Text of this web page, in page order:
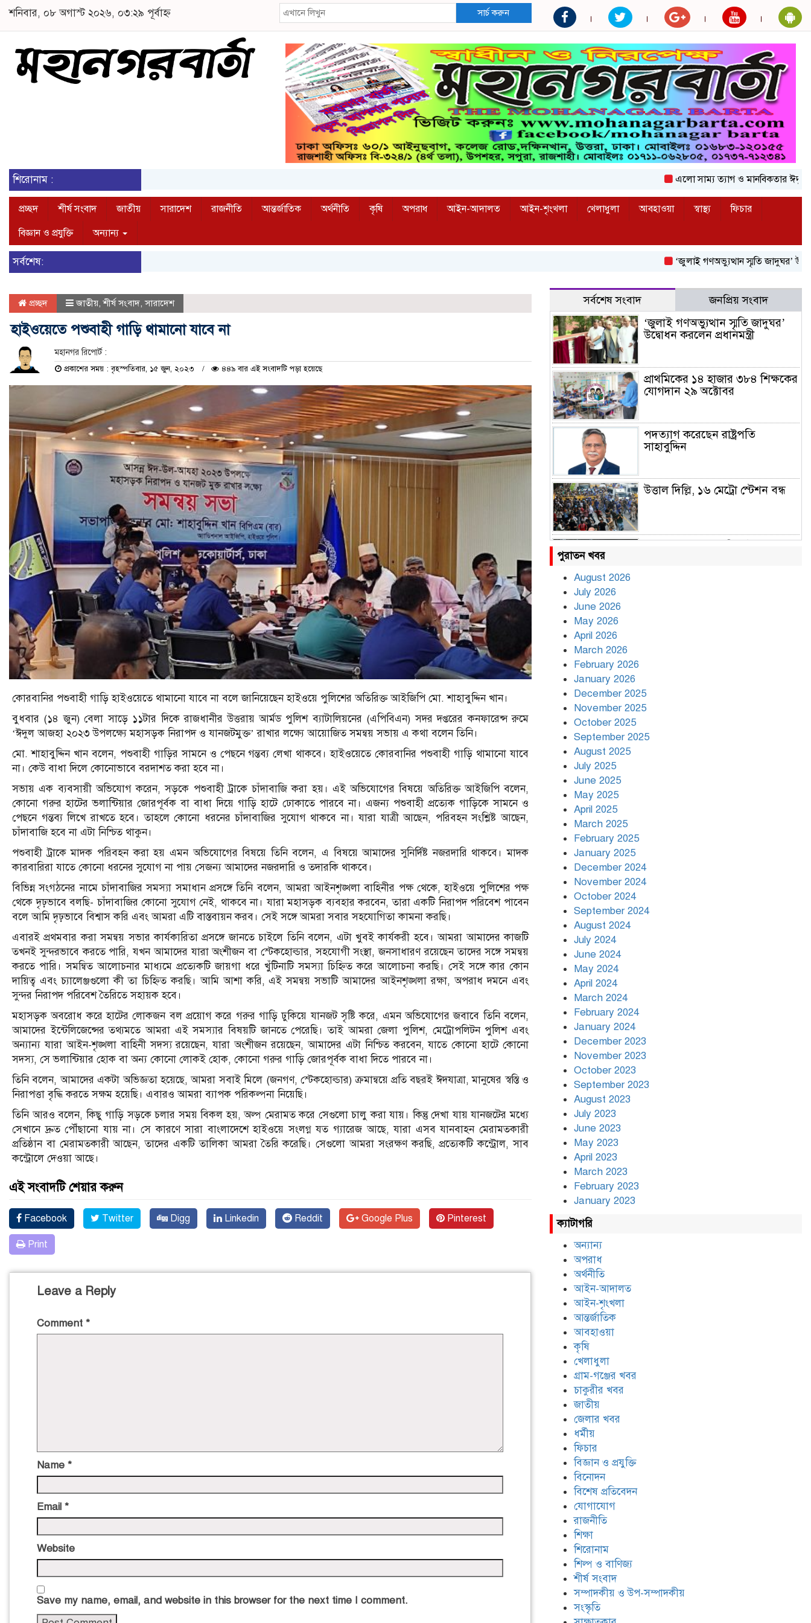
শনিবার, ০৮ অগাস্ট ২০২৬, ০৩:২৯ পূর্বাহ্ন সার্চ করুন
শিরোনাম : এলো সাম্য ত্যাগ ও মানবিকতার ঈদুল আজহা
প্রচ্ছদ শীর্ষ সংবাদ জাতীয় সারাদেশ রাজনীতি আন্তর্জাতিক অর্থনীতি কৃষি অপরাধ আইন-আদালত আইন-শৃংখলা খেলাধুলা আবহাওয়া স্বাস্থ্য
ফিচার
বিজ্ঞান ও প্রযুক্তি
অন্যান্য
সর্বশেষ: ‘জুলাই গণঅভ্যুত্থান স্মৃতি জাদুঘর’ উদ্বোধন
প্রচ্ছদ জাতীয়,শীর্ষ সংবাদ,সারাদেশ
হাইওয়েতে পশুবাহী গাড়ি থামানো যাবে না
মহানগর রিপোর্ট :
প্রকাশের সময় : বৃহস্পতিবার, ১৫ জুন, ২০২৩ ৪৪৯ বার এই সংবাদটি পড়া হয়েছে
কোরবানির পশুবাহী গাড়ি হাইওয়েতে থামানো যাবে না বলে জানিয়েছেন হাইওয়ে পুলিশের অতিরিক্ত আইজিপি মো. শাহাবুদ্দিন খান।
বুধবার (১৪ জুন) বেলা সাড়ে ১১টার দিকে রাজধানীর উত্তরায় আর্মড পুলিশ ব্যাটালিয়নের (এপিবিএন) সদর দপ্তরের কনফারেন্স রুমে
‘ঈদুল আজহা ২০২৩ উপলক্ষ্যে মহাসড়ক নিরাপদ ও যানজটমুক্ত’ রাখার লক্ষ্যে আয়োজিত সমন্বয় সভায় এ কথা বলেন তিনি।
মো. শাহাবুদ্দিন খান বলেন, পশুবাহী গাড়ির সামনে ও পেছনে গন্তব্য লেখা থাকবে। হাইওয়েতে কোরবানির পশুবাহী গাড়ি থামানো যাবে
না। কেউ বাধা দিলে কোনোভাবে বরদাশত করা হবে না।
সভায় এক ব্যবসায়ী অভিযোগ করেন, সড়কে পশুবাহী ট্রাকে চাঁদাবাজি করা হয়। এই অভিযোগের বিষয়ে অতিরিক্ত আইজিপি বলেন,
কোনো গরুর হাটের ভলান্টিয়ার জোরপূর্বক বা বাধা দিয়ে গাড়ি হাটে ঢোকাতে পারবে না। এজন্য পশুবাহী প্রত্যেক গাড়িকে সামনে ও
পেছনে গন্তব্য লিখে রাখতে হবে। তাহলে কোনো ধরনের চাঁদাবাজির সুযোগ থাকবে না। যারা যাত্রী আছেন, পরিবহন সংশ্লিষ্ট আছেন,
চাঁদাবাজি হবে না এটা নিশ্চিত থাকুন।
পশুবাহী ট্রাকে মাদক পরিবহন করা হয় এমন অভিযোগের বিষয়ে তিনি বলেন, এ বিষয়ে আমাদের সুনির্দিষ্ট নজরদারি থাকবে। মাদক
কারবারিরা যাতে কোনো ধরনের সুযোগ না পায় সেজন্য আমাদের নজরদারি ও তদারকি থাকবে।
বিভিন্ন সংগঠনের নামে চাঁদাবাজির সমস্যা সমাধান প্রসঙ্গে তিনি বলেন, আমরা আইনশৃঙ্খলা বাহিনীর পক্ষ থেকে, হাইওয়ে পুলিশের পক্ষ
থেকে দৃঢ়ভাবে বলছি- চাঁদাবাজির কোনো সুযোগ নেই, থাকবে না। যারা মহাসড়ক ব্যবহার করবেন, তারা একটি নিরাপদ পরিবেশ পাবেন
বলে আমি দৃঢ়ভাবে বিশ্বাস করি এবং আমরা এটি বাস্তবায়ন করব। সেই সঙ্গে আমরা সবার সহযোগিতা কামনা করছি।
এবারই প্রথমবার করা সমন্বয় সভার কার্যকারিতা প্রসঙ্গে জানতে চাইলে তিনি বলেন, এটা খুবই কার্যকরী হবে। আমরা আমাদের কাজটি
তখনই সুন্দরভাবে করতে পারি, যখন আমাদের যারা অংশীজন বা স্টেকহোল্ডার, সহযোগী সংস্থা, জনসাধারণ রয়েছেন তাদের সঙ্গে সমন্বয়
করতে পারি। সমন্বিত আলোচনার মাধ্যমে প্রত্যেকটি জায়গা ধরে খুঁটিনাটি সমস্যা চিহ্নিত করে আলোচনা করছি। সেই সঙ্গে কার কোন
দায়িত্ব এবং চ্যালেঞ্জগুলো কী তা চিহ্নিত করছি। আমি আশা করি, এই সমন্বয় সভাটি আমাদের আইনশৃঙ্খলা রক্ষা, অপরাধ দমনে এবং
সুন্দর নিরাপদ পরিবেশ তৈরিতে সহায়ক হবে।
মহাসড়ক অবরোধ করে হাটের লোকজন বল প্রয়োগ করে গরুর গাড়ি ঢুকিয়ে যানজট সৃষ্টি করে, এমন অভিযোগের জবাবে তিনি বলেন,
আমাদের ইন্টেলিজেন্সের তথ্যমতে আমরা এই সমস্যার বিষয়টি জানতে পেরেছি। তাই আমরা জেলা পুলিশ, মেট্রোপলিটন পুলিশ এবং
অন্যান্য যারা আইন-শৃঙ্খলা বাহিনী সদস্য রয়েছেন, যারা অংশীজন রয়েছেন, আমাদের এটা নিশ্চিত করবেন, যাতে কোনো হাটে কোনো
সদস্য, সে ভলান্টিয়ার হোক বা অন্য কোনো লোকই হোক, কোনো গরুর গাড়ি জোরপূর্বক বাধা দিতে পারবে না।
তিনি বলেন, আমাদের একটা অভিজ্ঞতা হয়েছে, আমরা সবাই মিলে (জনগণ, স্টেকহোল্ডার) ক্রমান্বয়ে প্রতি বছরই ঈদযাত্রা, মানুষের স্বস্তি ও
নিরাপত্তা বৃদ্ধি করতে সক্ষম হয়েছি। এবারও আমরা ব্যাপক পরিকল্পনা নিয়েছি।
তিনি আরও বলেন, কিছু গাড়ি সড়কে চলার সময় বিকল হয়, অল্প মেরামত করে সেগুলো চালু করা যায়। কিন্তু দেখা যায় যানজটের মধ্যে
সেখানে দ্রুত পৌঁছানো যায় না। সে কারণে সারা বাংলাদেশে হাইওয়ে সংলগ্ন যত গ্যারেজ আছে, যারা এসব যানবাহন মেরামতকারী
প্রতিষ্ঠান বা মেরামতকারী আছেন, তাদের একটি তালিকা আমরা তৈরি করেছি। সেগুলো আমরা সংরক্ষণ করছি, প্রত্যেকটি কন্ট্রোল, সাব
কন্ট্রোলে দেওয়া আছে।
এই সংবাদটি শেয়ার করুন
Facebook Twitter Digg Linkedin Reddit Google Plus Pinterest
Print
Leave a Reply
Comment *
Name *
Email *
Website
Save my name, email, and website in this browser for the next time I comment.
সর্বশেষ সংবাদ জনপ্রিয় সংবাদ
‘জুলাই গণঅভ্যুত্থান স্মৃতি জাদুঘর’
উদ্বোধন করলেন প্রধানমন্ত্রী
প্রাথমিকের ১৪ হাজার ৩৮৪ শিক্ষকের
যোগদান ২৯ অক্টোবর
পদত্যাগ করেছেন রাষ্ট্রপতি
সাহাবুদ্দিন
উত্তাল দিল্লি, ১৬ মেট্রো স্টেশন বন্ধ
বৃষ্টি থামার নাম নেই, পথে পথে
পুরাতন খবর
August 2026
July 2026
June 2026
May 2026
April 2026
March 2026
February 2026
January 2026
December 2025
November 2025
October 2025
September 2025
August 2025
July 2025
June 2025
May 2025
April 2025
March 2025
February 2025
January 2025
December 2024
November 2024
October 2024
September 2024
August 2024
July 2024
June 2024
May 2024
April 2024
March 2024
February 2024
January 2024
December 2023
November 2023
October 2023
September 2023
August 2023
July 2023
June 2023
May 2023
April 2023
March 2023
February 2023
January 2023
ক্যাটাগরি
অন্যান্য
অপরাধ
অর্থনীতি
আইন-আদালত
আইন-শৃংখলা
আন্তর্জাতিক
আবহাওয়া
কৃষি
খেলাধুলা
গ্রাম-গঞ্জের খবর
চাকুরীর খবর
জাতীয়
জেলার খবর
ধর্মীয়
ফিচার
বিজ্ঞান ও প্রযুক্তি
বিনোদন
বিশেষ প্রতিবেদন
যোগাযোগ
রাজনীতি
শিক্ষা
শিরোনাম
শিল্প ও বাণিজ্য
শীর্ষ সংবাদ
সম্পাদকীয় ও উপ-সম্পাদকীয়
সংস্কৃতি